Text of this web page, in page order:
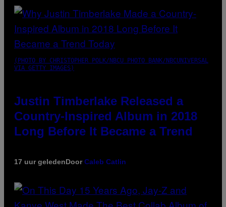
(PHOTO BY CHRISTOPHER POLK/NBCU PHOTO BANK/NBCUNIVERSAL
VIA GETTY IMAGES)
Justin Timberlake Released a
Country-Inspired Album in 2018
Long Before It Became a Trend
17 uur geledenDoorCaleb Catlin